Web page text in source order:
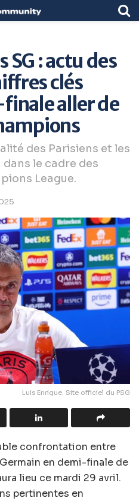
SG : actu des
clés
aller de
des Parisiens et les
le cadre des
League.
Luis Enrique. Site officiel du PSG
confrontation entre
en demi-finale de
lieu ce mardi 29 avril.
pertinentes en